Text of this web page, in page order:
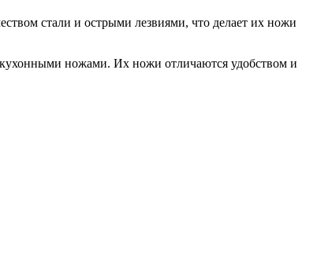
стали и острыми лезвиями, что делает их ножи
ножами. Их ножи отличаются удобством и